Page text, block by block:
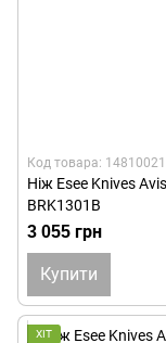
Код товара: 14810021
Ніж Esee Knives
BRK1301B
3 055 грн
Купити
ХІТ